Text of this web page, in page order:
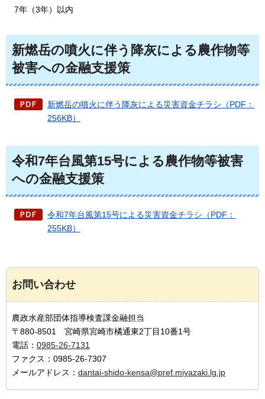
7年（3年）以内
新燃岳の噴火に伴う降灰による農作物等
被害への金融支援策
新燃岳の噴火に伴う降灰による災害資金チラシ（PDF：
256KB）
令和7年台風第15号による農作物等被害
への金融支援策
令和7年台風第15号による災害資金チラシ（PDF：
255KB）
お問い合わせ
農政水産部団体指導検査課金融担当
〒880-8501 宮崎県宮崎市橘通東2丁目10番1号
電話： 0985-26-7131
ファクス：0985-26-7307
メールアドレス： dantai-shido-kensa@pref.miyazaki.lg.jp